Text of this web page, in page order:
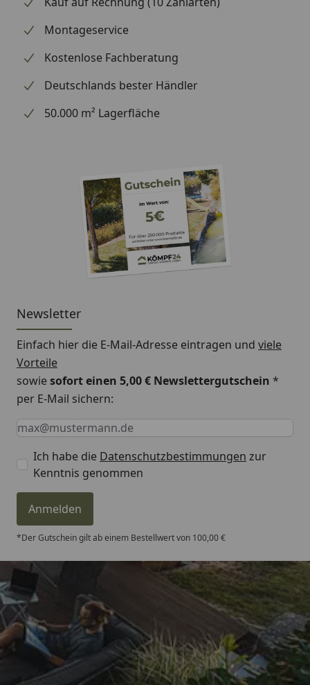
Montageservice
Kostenlose Fachberatung
Deutschlands bester Händler
50.000 m² Lagerfläche
Newsletter
Einfach hier die E-Mail-Adresse eintragen und viele
Vorteile
sowiesofort einen 5,00 € Newslettergutschein *
per E-Mail sichern:
Keine Eingabe erforderlich
Eingabe erforderlich
E-Mail *
Ich habe die Datenschutzbestimmungen zur
Kenntnis genommen
Anmelden
*Der Gutschein gilt ab einem Bestellwert von 100,00 €
Trusted Shops
4,81/ 5